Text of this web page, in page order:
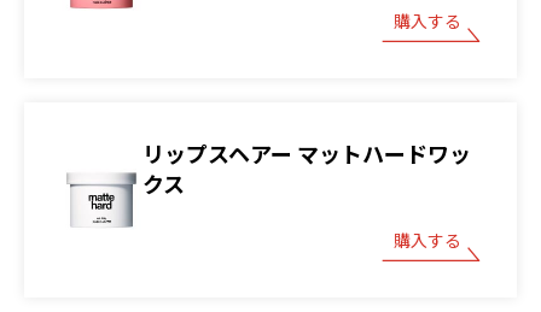
購入する
リップスヘアー マットハードワッ
クス
購入する